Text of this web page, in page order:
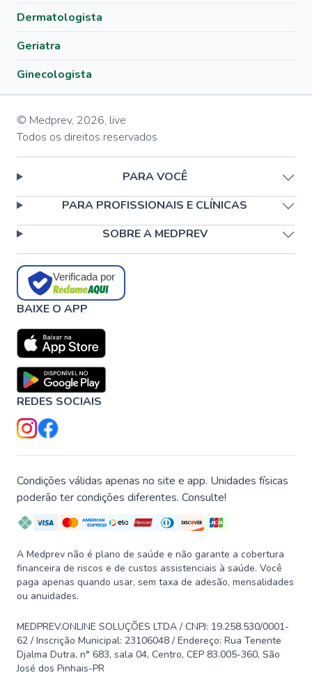
Dermatologista
Geriatra
Ginecologista
© Medprev, 2026, live
Todos os direitos reservados
PARA VOCÊ
PARA PROFISSIONAIS E CLÍNICAS
SOBRE A MEDPREV
Verificada por
BAIXE O APP
REDES SOCIAIS
Condições válidas apenas no site e app. Unidades físicas
poderão ter condições diferentes. Consulte!
A Medprev não é plano de saúde e não garante a cobertura
financeira de riscos e de custos assistenciais à saúde. Você
paga apenas quando usar, sem taxa de adesão, mensalidades
ou anuidades.
MEDPREV.ONLINE SOLUÇÕES LTDA / CNPJ: 19.258.530/0001-
62 / Inscrição Municipal: 23106048 / Endereço: Rua Tenente
Djalma Dutra, n° 683, sala 04, Centro, CEP 83.005-360, São
José dos Pinhais-PR